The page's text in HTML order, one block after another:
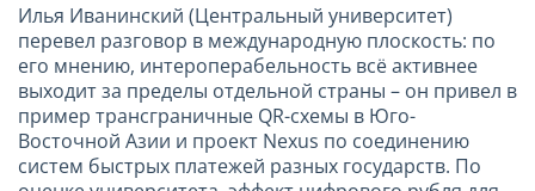
Илья Иванинский (Центральный университет)
перевел разговор в международную плоскость: по
его мнению, интероперабельность всё активнее
выходит за пределы отдельной страны – он привел в
пример трансграничные QR-схемы в Юго-
Восточной Азии и проект Nexus по соединению
систем быстрых платежей разных государств. По